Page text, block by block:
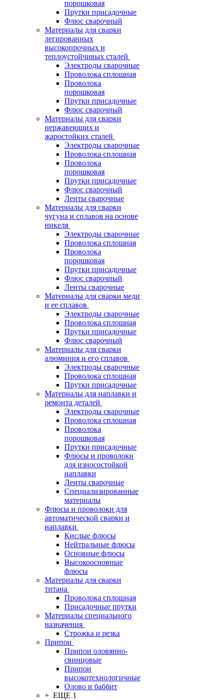
порошковая
Прутки присадочные
Флюс сварочный
Материалы для сварки
легированных
высокопрочных и
теплоустойчивых сталей
Электроды сварочные
Проволока сплошная
Проволока
порошковая
Прутки присадочные
Флюс сварочный
Материалы для сварки
нержавеющих и
жаростойких сталей
Электроды сварочные
Проволока сплошная
Проволока
порошковая
Прутки присадочные
Флюс сварочный
Ленты сварочные
Материалы для сварки
чугуна и сплавов на основе
никеля
Электроды сварочные
Проволока сплошная
Проволока
порошковая
Прутки присадочные
Флюс сварочный
Ленты сварочные
Материалы для сварки меди
и ее сплавов
Электроды сварочные
Проволока сплошная
Прутки присадочные
Флюс сварочный
Материалы для сварки
алюминия и его сплавов
Электроды сварочные
Проволока сплошная
Прутки присадочные
Материалы для наплавки и
ремонта деталей
Электроды сварочные
Проволока сплошная
Проволока
порошковая
Прутки присадочные
Флюсы и проволоки
для износостойкой
наплавки
Ленты сварочные
Специализированные
материалы
Флюсы и проволоки для
автоматической сварки и
наплавки
Кислые флюсы
Нейтральные флюсы
Основные флюсы
Высокоосновные
флюсы
Материалы для сварки
титана
Проволока сплошная
Присадочные прутки
Материалы специального
назначения
Строжка и резка
Припои
Припои оловянно-
свинцовые
Припои
высокотехнологичные
Олово и баббит
+ ЕЩЕ 1